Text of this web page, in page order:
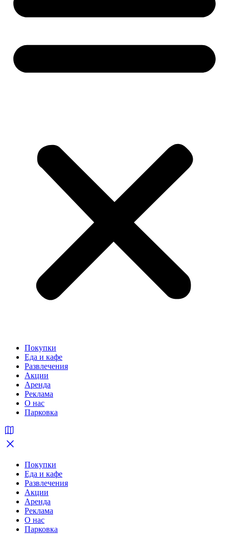
Покупки
Еда и кафе
Развлечения
Акции
Аренда
Реклама
О нас
Парковка
Покупки
Еда и кафе
Развлечения
Акции
Аренда
Реклама
О нас
Парковка